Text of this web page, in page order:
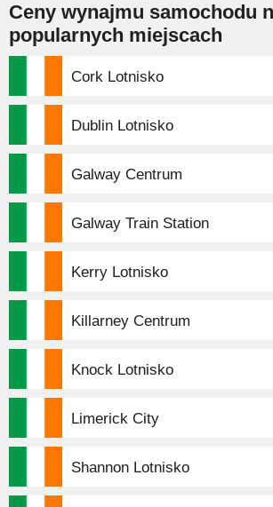
Ceny wynajmu samochodu
popularnych miejscach
Cork Lotnisko
Dublin Lotnisko
Galway Centrum
Galway Train Station
Kerry Lotnisko
Killarney Centrum
Knock Lotnisko
Limerick City
Shannon Lotnisko